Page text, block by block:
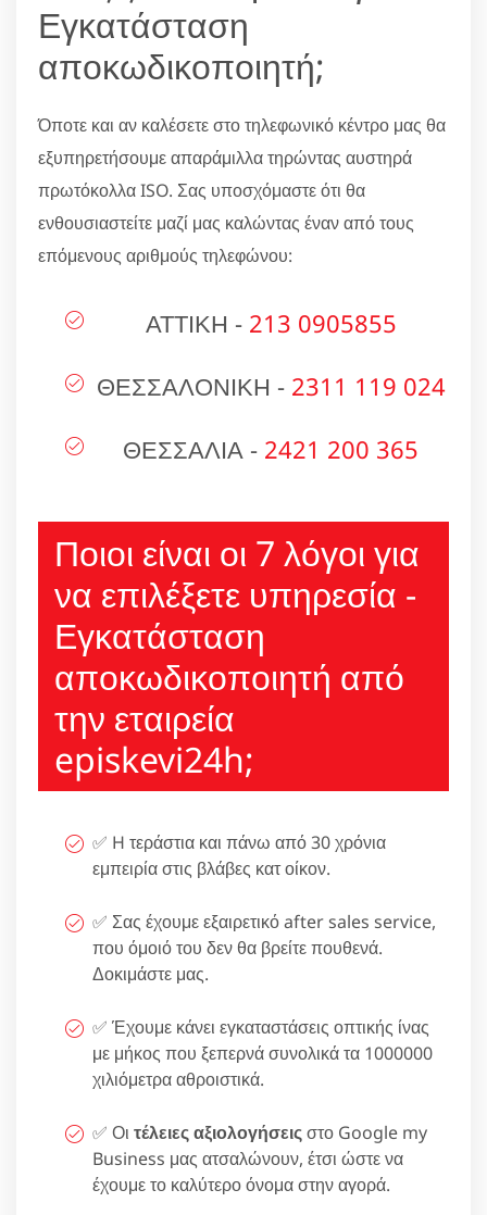
Εγκατάσταση
αποκωδικοποιητή;
Όποτε και αν καλέσετε στο τηλεφωνικό κέντρο μας θα
εξυπηρετήσουμε απαράμιλλα τηρώντας αυστηρά
πρωτόκολλα ISO. Σας υποσχόμαστε ότι θα
ενθουσιαστείτε μαζί μας καλώντας έναν από τους
επόμενους αριθμούς τηλεφώνου:
ΑΤΤΙΚΗ - 213 0905855
ΘΕΣΣΑΛΟΝΙΚΗ - 2311 119 024
ΘΕΣΣΑΛΙΑ - 2421 200 365
Ποιοι είναι οι 7 λόγοι για
να επιλέξετε υπηρεσία -
Εγκατάσταση
αποκωδικοποιητή από
την εταιρεία
episkevi24h;
✅ H τεράστια και πάνω από 30 χρόνια
εμπειρία στις βλάβες κατ οίκον.
✅ Σας έχουμε εξαιρετικό after sales service,
που όμοιό του δεν θα βρείτε πουθενά.
Δοκιμάστε μας.
✅ Έχουμε κάνει εγκαταστάσεις οπτικής ίνας
με μήκος που ξεπερνά συνολικά τα 1000000
χιλιόμετρα αθροιστικά.
✅ Οι τέλειες αξιολογήσειςστο Google my
Business μας ατσαλώνουν, έτσι ώστε να
έχουμε το καλύτερο όνομα στην αγορά.